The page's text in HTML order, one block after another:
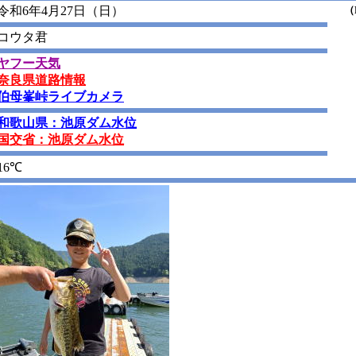
和6年4月27日（日）
ウタ君
フー天気
良県道路情報
母峯峠ライブカメラ
歌山県：池原ダム水位
交省：池原ダム水位